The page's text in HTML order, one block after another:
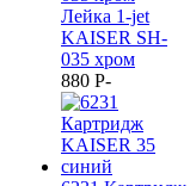
Лейка 1-jet
KAISER SH-
035 хром
880 P-